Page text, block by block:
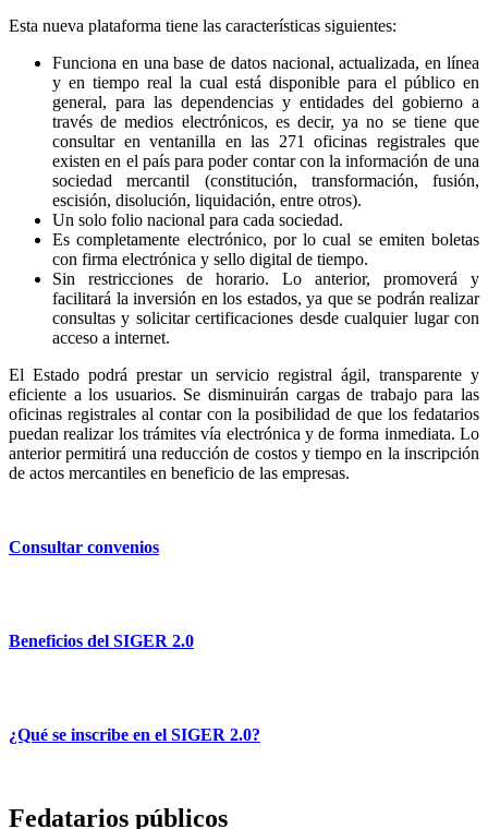
Esta nueva plataforma tiene las características siguientes:
Funciona en una base de datos nacional, actualizada, en línea
y en tiempo real la cual está disponible para el público en
general, para las dependencias y entidades del gobierno a
través de medios electrónicos, es decir, ya no se tiene que
consultar en ventanilla en las 271 oficinas registrales que
existen en el país para poder contar con la información de una
sociedad mercantil (constitución, transformación, fusión,
escisión, disolución, liquidación, entre otros).
Un solo folio nacional para cada sociedad.
Es completamente electrónico, por lo cual se emiten boletas
con firma electrónica y sello digital de tiempo.
Sin restricciones de horario. Lo anterior, promoverá y
facilitará la inversión en los estados, ya que se podrán realizar
consultas y solicitar certificaciones desde cualquier lugar con
acceso a internet.
El Estado podrá prestar un servicio registral ágil, transparente y
eficiente a los usuarios. Se disminuirán cargas de trabajo para las
oficinas registrales al contar con la posibilidad de que los fedatarios
puedan realizar los trámites vía electrónica y de forma inmediata. Lo
anterior permitirá una reducción de costos y tiempo en la inscripción
de actos mercantiles en beneficio de las empresas.
Consultar convenios
Beneficios del SIGER 2.0
¿Qué se inscribe en el SIGER 2.0?
Fedatarios públicos